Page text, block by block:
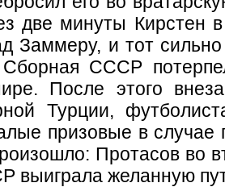
две минуты Кирстен
Заммеру, и тот
СССР
После этого
Турции,
призовые в
Протасов во
выиграла желанную